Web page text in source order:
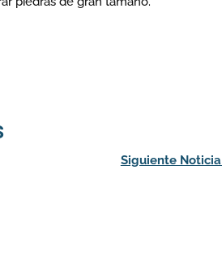
Siguiente Noticia